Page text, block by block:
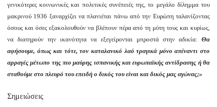
γενικότερες κοινωνικές και πολιτικές συνέπειές της, το μεγάλο δίλημμα του
μακρινού 1936 ξαναρχίζει να πλανιέται πάνω από την Ευρώπη ταλανίζοντας
όσους και όσες εξακολουθούν να βλέπουν πέρα από τη μύτη τους και κυρίως,
να διατηρούν την ικανότητα να εξεγείρονται μπροστά στην αδικία: Θα
αφήσουμε, όπως και τότε, τον καταλανικό λαό τραγικά μόνο απέναντι στο
αρραγές μέτωπο της πιο μαύρης ισπανικής και ευρωπαϊκής αντίδρασης ή θα
σταθούμε στο πλευρό του επειδή ο δικός του είναι και δικός μας αγώνας;»
Σημειώσεις